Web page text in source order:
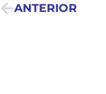
ANTERIOR